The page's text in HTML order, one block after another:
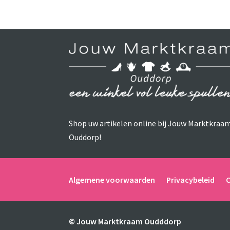
Shop uw artikelen online bij Jouw
Ouddorp!
Algemene voorwaarden Privacybeleid
© Jouw Marktkraam Oudddorp